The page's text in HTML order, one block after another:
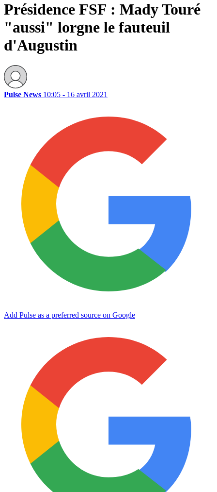
Présidence FSF : Mady Touré
"aussi" lorgne le fauteuil
d'Augustin
Pulse News 10:05 - 16 avril 2021
Add Pulse as a preferred source on Google